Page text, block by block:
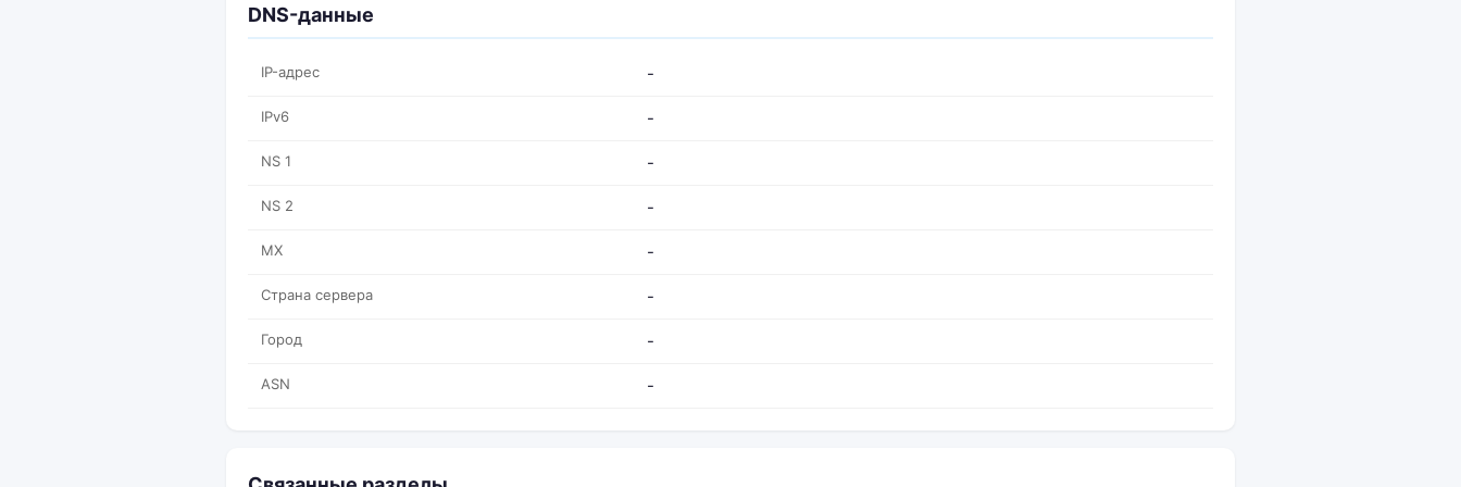
DNS-данные
IP-адрес -
IPv6 -
NS 1 -
NS 2 -
MX -
Страна сервера -
Город -
ASN -